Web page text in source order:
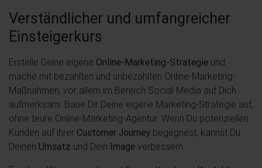
Verständlicher und umfangreicher
Einsteigerkurs
Erstelle Deine eigene Online-Marketing-Strategie und
mache mit bezahlten und unbezahlten Online-Marketing-
Maßnahmen, vor allem im Bereich Social Media auf Dich
aufmerksam. Baue Dir Deine eigene Marketing-Strategie auf,
ohne teure Online-Marketing-Agentur. Wenn Du potenziellen
Kunden auf ihrer Customer Journey begegnest, kannst Du
Deinen Umsatz und Dein Image verbessern.